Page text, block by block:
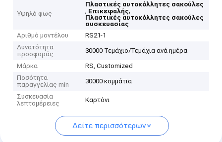
Υψηλό φως
Πλαστικές αυτοκόλλητες σακούλες
, Επικεφαλής,
Πλαστικές αυτοκόλλητες σακούλες
συσκευασίας
Αριθμό μοντέλου
RS21-1
Δυνατότητα
προσφοράς
30000 Τεμάχιο/Τεμάχια ανά ημέρα
Μάρκα
RS, Customized
Ποσότητα
παραγγελίας min
30000 κομμάτια
Συσκευασία
λεπτομέρειες
Καρτόνι
Δείτε περισσότερων